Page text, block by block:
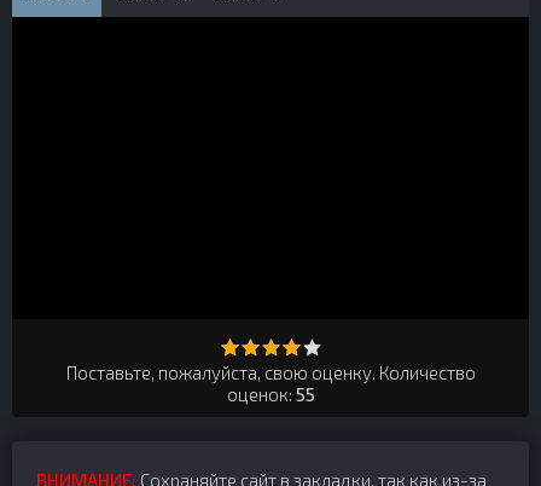
Поставьте, пожалуйста, свою оценку. Количество
оценок: 55
ВНИМАНИЕ: Сохраняйте сайт в закладки, так как из-за